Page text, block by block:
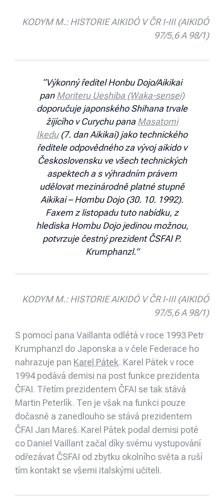
KODYM M.: HISTORIE AIKIDÓ V ČR I-III (AIKIDÓ
97/5,6 A 98/1)
“Výkonný ředitel Honbu Dojo/Aikikai
pan Moriteru Ueshiba (Waka-sensei)
doporučuje japonského Shihana trvale
žijícího v Curychu pana Masatomi
Ikedu(7. dan Aikikai) jako technického
ředitele odpovědného za vývoj aikido v
Československu ve všech technických
aspektech a s výhradním právem
udělovat mezinárodně platné stupně
Aikikai – Hombu Dojo (30. 10. 1992).
Faxem z listopadu tuto nabídku, z
hlediska Hombu Dojo jedinou možnou,
potvrzuje čestný prezident ČSFAI P.
Krumphanzl.”
KODYM M.: HISTORIE AIKIDÓ V ČR I-III (AIKIDÓ
97/5,6 A 98/1)
S pomocí pana Vaillanta odlétá v roce 1993 Petr
Krumphanzl do Japonska a v čele Federace ho
nahrazuje pan Karel Pátek. Karel Pátek v roce
1994 podává demisi na post funkce prezidenta
ČFAI. Třetím prezidentem ČFAI se tak stává
Martin Peterlík. Ten je však na funkci pouze
dočasně a zanedlouho se stává prezidentem
ČFAI Jan Mareš. Karel Pátek podal demisi poté
co Daniel Vaillant začal díky svému vystupování
odřezávat ČSFAI od zbytku okolního světa a ruší
tím kontakt se všemi italskými učiteli.